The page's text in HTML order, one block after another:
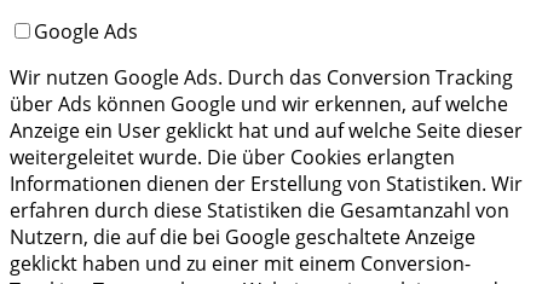
Google Ads
Wir nutzen Google Ads. Durch das Conversion Tracking
über Ads können Google und wir erkennen, auf welche
Anzeige ein User geklickt hat und auf welche Seite dieser
weitergeleitet wurde. Die über Cookies erlangten
Informationen dienen der Erstellung von Statistiken. Wir
erfahren durch diese Statistiken die Gesamtanzahl von
Nutzern, die auf die bei Google geschaltete Anzeige
geklickt haben und zu einer mit einem Conversion-